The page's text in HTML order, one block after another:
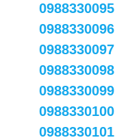
0988330095
0988330096
0988330097
0988330098
0988330099
0988330100
0988330101